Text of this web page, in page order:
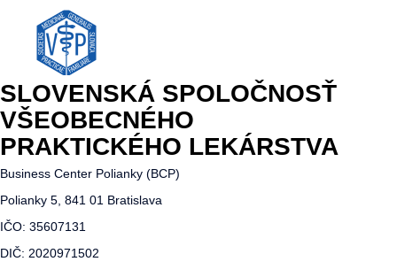
SLOVENSKÁ SPOLOČNOSŤ
VŠEOBECNÉHO
PRAKTICKÉHO LEKÁRSTVA
Business Center Polianky (BCP)
Polianky 5, 841 01 Bratislava
IČO: 35607131
DIČ: 2020971502